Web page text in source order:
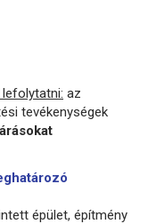
lefolytatni: az
tevékenységek
épület, építmény